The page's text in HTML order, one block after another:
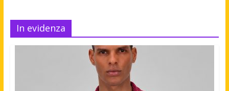
In evidenza